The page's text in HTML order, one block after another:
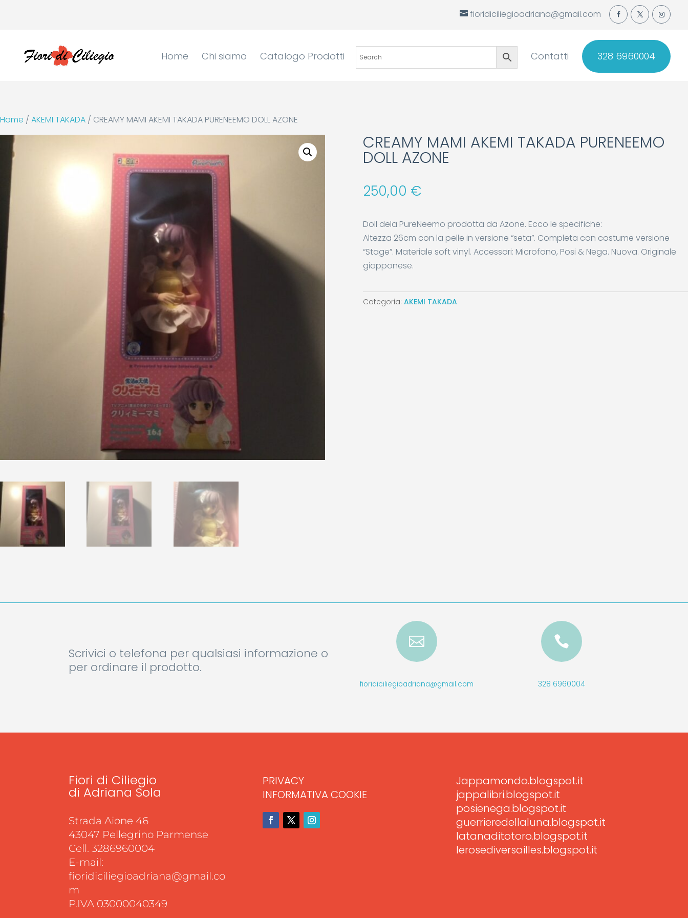
fioridiciliegioadriana@gmail.com
Home Chi siamo Catalogo Prodotti Contatti 328 6960004
Home / AKEMI TAKADA / CREAMY MAMI AKEMI TAKADA PURENEEMO DOLL AZONE
CREAMY MAMI AKEMI TAKADA PURENEEMO
DOLL AZONE
250,00 €
Doll dela PureNeemo prodotta da Azone. Ecco le specifiche:
Altezza 26cm con la pelle in versione “seta”. Completa con costume versione
“Stage”. Materiale soft vinyl. Accessori: Microfono, Posi & Nega. Nuova. Originale
giapponese.
Categoria: AKEMI TAKADA
Scrivici o telefona per qualsiasi informazione o
per ordinare il prodotto.

fioridiciliegioadriana@gmail.com

328 6960004
Fiori di Ciliegio
di Adriana Sola
Strada Aione 46
43047 Pellegrino Parmense
Cell. 3286960004
E-mail:
fioridiciliegioadriana@gmail.co
m
P.IVA 03000040349
PRIVACY
INFORMATIVA COOKIE
Jappamondo.blogspot.it
jappalibri.blogspot.it
posienega.blogspot.it
guerrieredellaluna.blogspot.it
latanaditotoro.blogspot.it
lerosediversailles.blogspot.it